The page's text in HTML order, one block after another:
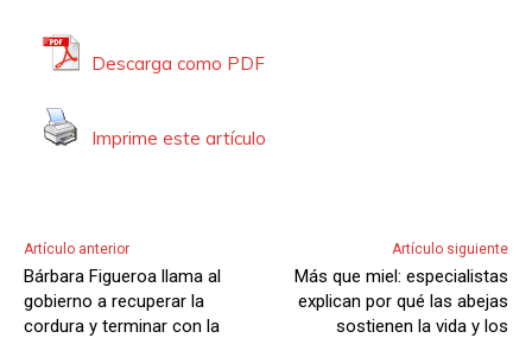
Descarga como PDF
Imprime este artículo
Artículo anterior
Bárbara Figueroa llama al
gobierno a recuperar la
cordura y terminar con la
Artículo siguiente
Más que miel: especialistas
explican por qué las abejas
sostienen la vida y los